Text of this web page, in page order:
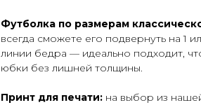
Футболка по размерам
всегда сможете его подвернуть на 1
линии бедра — идеально подходит,
юбки без лишней толщины.
Принт для печати: на выбор из